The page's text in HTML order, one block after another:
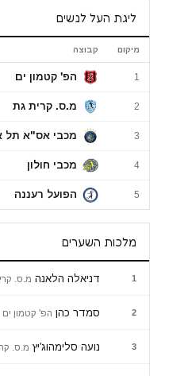
ליגת העל לנשים
ליגת העל לנשים
מיקום קבוצה
1 הפ' קטמון ים
2 מ.ס. קרית גת
3 מכבי אס"א תל
4 מכבי חולון
5 הפועל רעננה
מלכות השערים
1 דניאלה הלאנה מ.ס.
2 סמדר כהן הפ' קטמון ים
3 נועה סלימהוג'יץ מ.ס.